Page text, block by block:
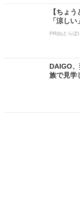
【ちょ
「涼し
PR(ねとらぼ)
DAIGO
族で見学